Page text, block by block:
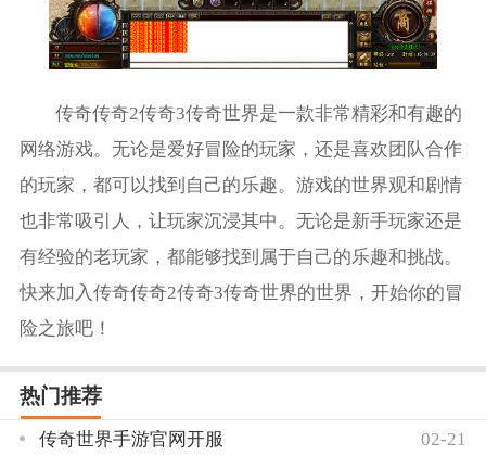
传奇传奇2传奇3传奇世界是一款非常精彩和有趣的
网络游戏。无论是爱好冒险的玩家，还是喜欢团队合作
的玩家，都可以找到自己的乐趣。游戏的世界观和剧情
也非常吸引人，让玩家沉浸其中。无论是新手玩家还是
有经验的老玩家，都能够找到属于自己的乐趣和挑战。
快来加入传奇传奇2传奇3传奇世界的世界，开始你的冒
险之旅吧！
热门推荐
传奇世界手游官网开服 02-21